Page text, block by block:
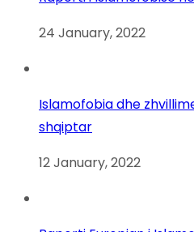
24 January, 2022
Islamofobia dhe
shqiptar
12 January, 2022